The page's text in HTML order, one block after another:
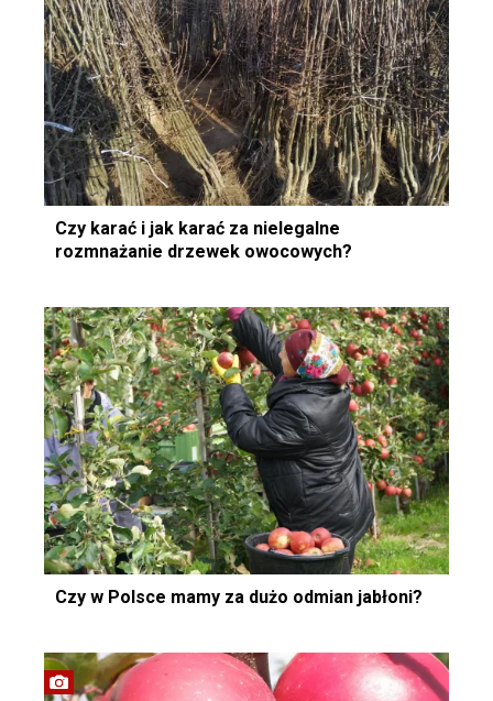
Czy karać i jak karać za nielegalne
rozmnażanie drzewek owocowych?
Czy w Polsce mamy za dużo odmian jabłoni?